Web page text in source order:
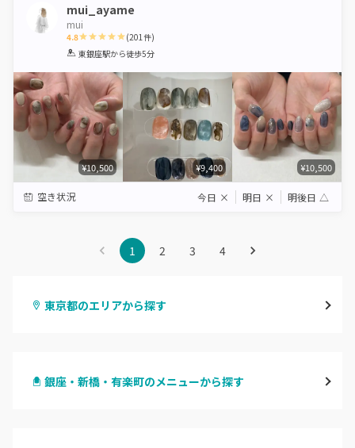
mui_ayame
mui
4.8
1 2 3 4 5
(201件)
東銀座駅から徒歩5分
¥10,500 ¥9,400 ¥10,500
空き状況 今日 × 明日 × 明後日 △
1 2 3 4
東京都のエリアから探す
銀座・新橋・有楽町のメニューから探す